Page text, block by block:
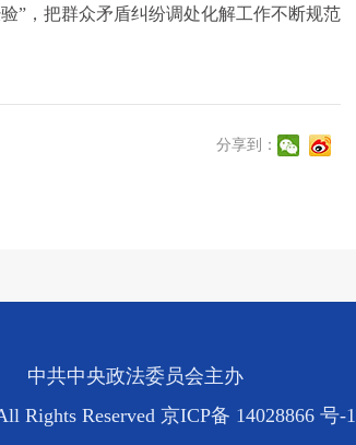
”，把群众矛盾纠纷调处化解工作不断规范
分享到：
中共中央政法委员会主办
Rights Reserved 京ICP备 14028866 号-1